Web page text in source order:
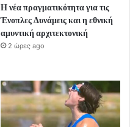
Η νέα πραγματικότητα για τις
Ένοπλες Δυνάμεις και η εθνική
αμυντική αρχιτεκτονική
2 ώρες ago